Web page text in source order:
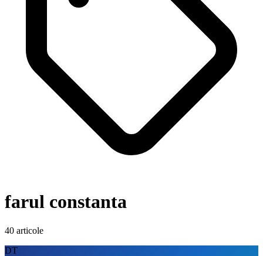
farul constanta
40 articole
DT